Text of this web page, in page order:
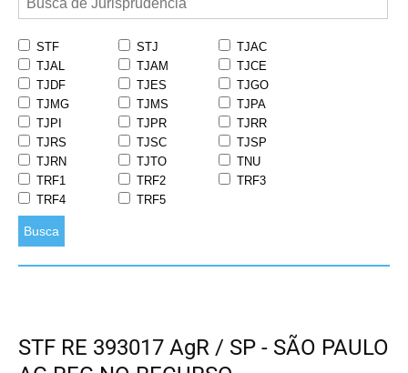
STF STJ
TJAC
TJAL
TJAM
TJCE
TJDF
TJES
TJGO
TJMG
TJMS
TJPA
TJPI
TJPR
TJRR
TJRS
TJSC
TJSP
TJRN
TJTO
TNU
TRF1
TRF2
TRF3
TRF4
TRF5
Busca
STF RE 393017 AgR / SP - SÃO PAULO